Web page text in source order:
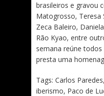
brasileiros e gravou
Matogrosso, Teresa
Zeca Baleiro,
Rão Kyao, entre
semana reúne
presta uma
Tags: Carlos
iberismo, Paco de